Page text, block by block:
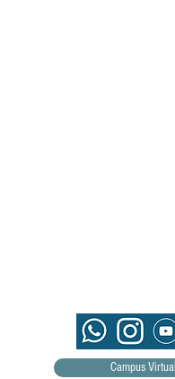
Campus Virtual